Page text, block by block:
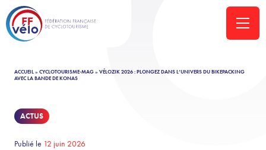
ACCUEIL» CYCLOTOURISME-MAG» VÉLOZIK 2026 : PLONGEZ DANS L’UNIVERS DU BIKEPACKING
AVEC LA BANDE DE KONAS
ACTUS
Publié le 12 juin 2026